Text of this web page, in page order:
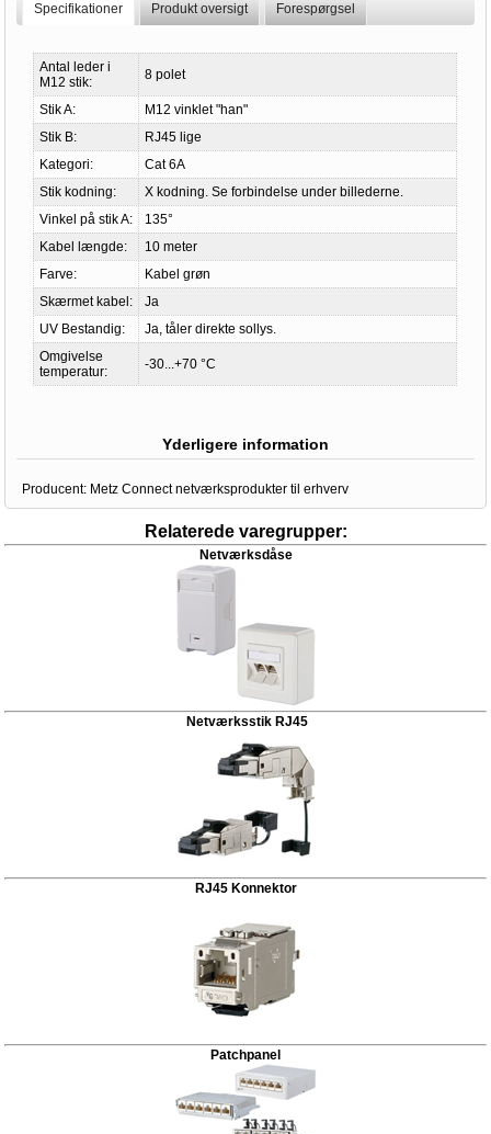
Specifikationer Produkt oversigt Forespørgsel
Antal leder i
M12 stik:
8 polet
Stik A:
M12 vinklet "han"
Stik B:
RJ45 lige
Kategori:
Cat 6A
Stik kodning:
X kodning. Se forbindelse under billederne.
Vinkel på stik A:
135°
Kabel længde:
10 meter
Farve:
Kabel grøn
Skærmet kabel:
Ja
UV Bestandig:
Ja, tåler direkte sollys.
Omgivelse
temperatur:
-30...+70 °C
Yderligere information
Producent: Metz Connect netværksprodukter til erhverv
Relaterede varegrupper:
Netværksdåse
Netværksstik RJ45
RJ45 Konnektor
Patchpanel